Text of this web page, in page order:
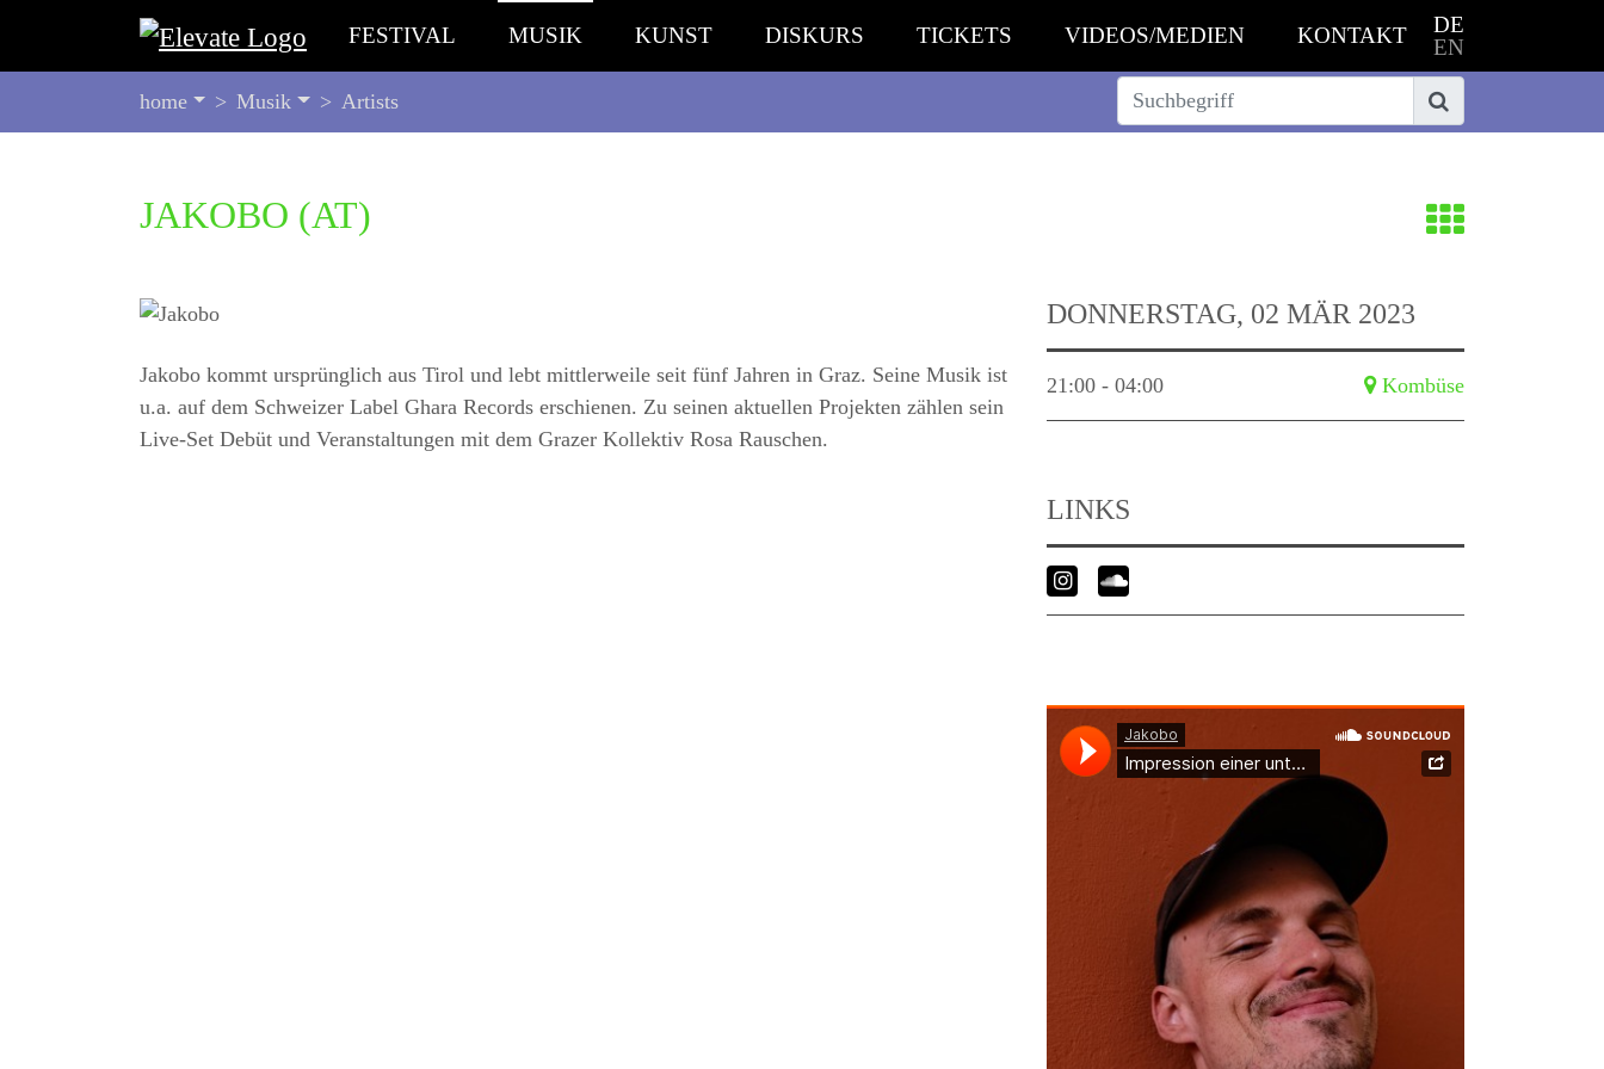
FESTIVAL MUSIK KUNST DISKURS TICKETS VIDEOS/MEDIEN KONTAKT
DE
EN
BEFINDEN
SICH
home Musik Artists Suche
JAKOBO (AT)
Zurück
Jakobo kommt ursprünglich aus Tirol und lebt mittlerweile seit fünf Jahren in Graz. Seine Musik ist
u.a. auf dem Schweizer Label Ghara Records erschienen. Zu seinen aktuellen Projekten zählen sein
Live-Set Debüt und Veranstaltungen mit dem Grazer Kollektiv Rosa Rauschen.
DONNERSTAG, 02 MÄR 2023
21:00 - 04:00 Kombüse
LINKS